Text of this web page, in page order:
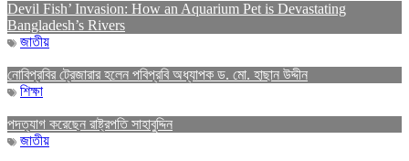
Devil Fish’ Invasion: How an Aquarium Pet is Devastating
Bangladesh’s Rivers
জাতীয়
নোবিপ্রবির ট্রেজারার হলেন পবিপ্রবি অধ্যাপক ড. মো. হাছান উদ্দীন
শিক্ষা
পদত্যাগ করেছেন রাষ্ট্রপতি সাহাবুদ্দিন
জাতীয়